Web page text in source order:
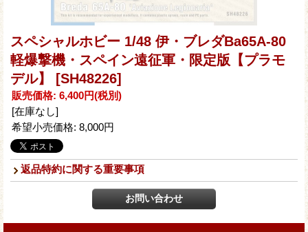
スペシャルホビー 1/48 伊・ブレダBa65A-80
軽爆撃機・スペイン遠征軍・限定版【プラモ
デル】
[SH48226]
販売価格: 6,400円(税別)
[在庫なし]
希望小売価格: 8,000円
返品特約に関する重要事項